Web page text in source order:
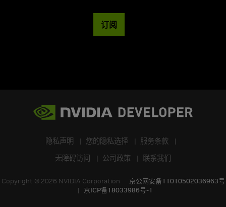
订阅
隐私声明 您的隐私选择
服务条款
无障碍访问
公司政策 联系我们
Copyright © 2026 NVIDIA Corporation
京公网安备11010502036963号
京ICP备18033986号-1